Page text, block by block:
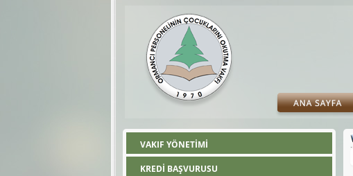
VAKIF YÖNETİMİ
KREDİ BAŞVURUSU